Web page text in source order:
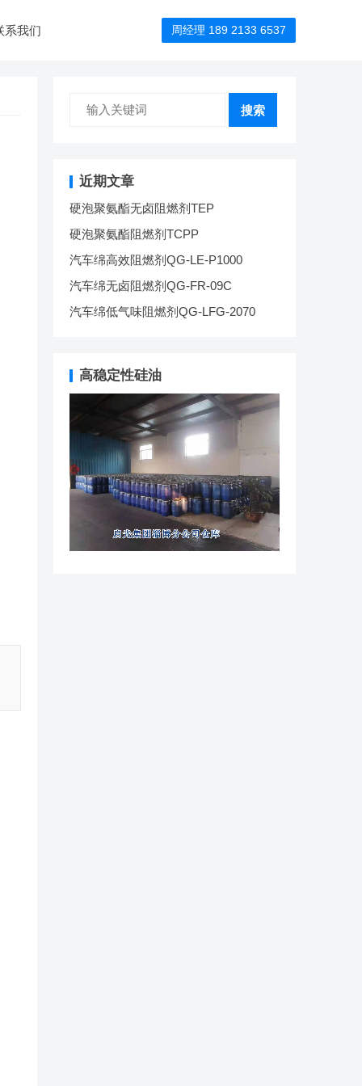
系我们 周经理 189 2133 6537
搜索
近期文章
硬泡聚氨酯无卤阻燃剂TEP
硬泡聚氨酯阻燃剂TCPP
汽车绵高效阻燃剂QG-LE-P1000
汽车绵无卤阻燃剂QG-FR-09C
汽车绵低气味阻燃剂QG-LFG-2070
高稳定性硅油